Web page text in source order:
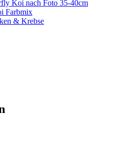
Koi nach Foto 35-40cm
Farbmix
& Krebse